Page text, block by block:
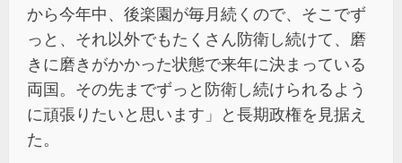
から今年中、後楽園が毎月続くので、そこでず
っと、それ以外でもたくさん防衛し続けて、磨
きに磨きがかかった状態で来年に決まっている
両国。その先までずっと防衛し続けられるよう
に頑張りたいと思います」と長期政権を見据え
た。